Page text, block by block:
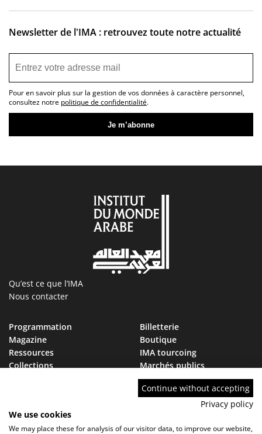
Newsletter de l'IMA : retrouvez toute notre actualité
Pour en savoir plus sur la gestion de vos données à caractère personnel,
consultez notre politique de confidentialité.
Qu’est ce que l’IMA
Nous contacter
Programmation
Magazine
Ressources
Collections
Billetterie
Boutique
IMA tourcoing
Marchés publics
Nous rejoindre
Continue without accepting
Privacy policy
We use cookies
We may place these for analysis of our visitor data, to improve our website,